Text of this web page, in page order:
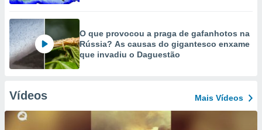
O que provocou a praga de gafanhotos na
Rússia? As causas do gigantesco enxame
que invadiu o Daguestão
Vídeos Mais Vídeos